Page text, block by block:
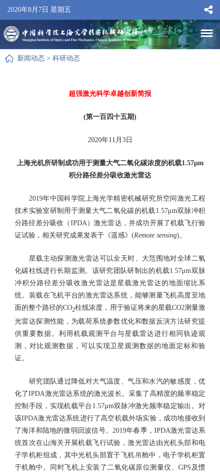
2026年8月7日 星期五
新闻动态 > 科研动态
超强激光科学卓越创新简报
(第一百四十五期)
2020年11月3日
上海光机所研制成功用于测量大气二氧化碳浓度的机载1.57μm
积分路径差分吸收激光雷达
2019年中国科学院上海光学精密机械研究所空间激光工程
技术实验室研制用于测量大气二氧化碳的机载1.57μm双脉冲积
分路径差分吸收（IPDA）激光雷达，并成功开展了机载飞行验
证试验，相关研究成果发表于《遥感》(Remote sensing)。
星载主动探测激光雷达可以全天时、大范围地对全球二氧
化碳柱线进行长期监测。该研究团队研制出的机载1.57μm双脉
冲积分路径差分吸收激光雷达是星载激光雷达的地面缩比系
统。装载在飞机平台的激光雷达系统，能够测量飞机高度至地
面的整个路径的CO2柱线浓度，用于验证将来的星载CO2测量激
光雷达探测性能，为载荷系统参数优化和数据反演方法研究提
供重要数据。利用机载观测平台与星载雷达进行相同轨迹观
测，对比观测数据，可以实现卫星观测数据的地面定标和验
证。
研究团队通过降低对大气温度、气压和水汽的敏感度，优
化了IPDA激光雷达系统的激光波长。采集了高精度的频率稳定
控制手段，实现机载平台1.57μm双脉冲激光频率稳定输出。对
该IPDA激光雷达系统进行了高空机载外场实验，成功地接收到
了海洋和陆地的微弱回波信号。2019年春季，IPDA激光雷达系
统首次在山海关开展机载飞行试验，激光雷达由光机头部和电
子学机柜组成，其中光机头部置于飞机吊舱中，电子学机柜置
于机舱中。同时飞机上安装了二氧化碳原位测量仪、GPS及惯